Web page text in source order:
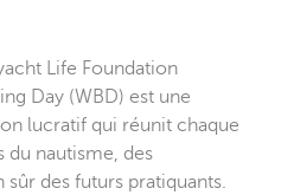
Life Foundation
Day (WBD) est une
lucratif qui réunit chaque
du nautisme, des
des futurs pratiquants.